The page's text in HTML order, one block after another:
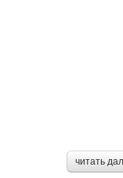
читать